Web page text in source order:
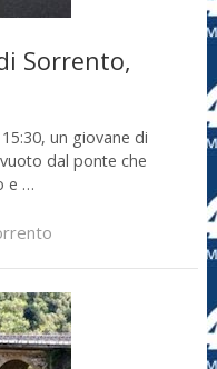
Sorrento,
un giovane di
dal ponte che
e …